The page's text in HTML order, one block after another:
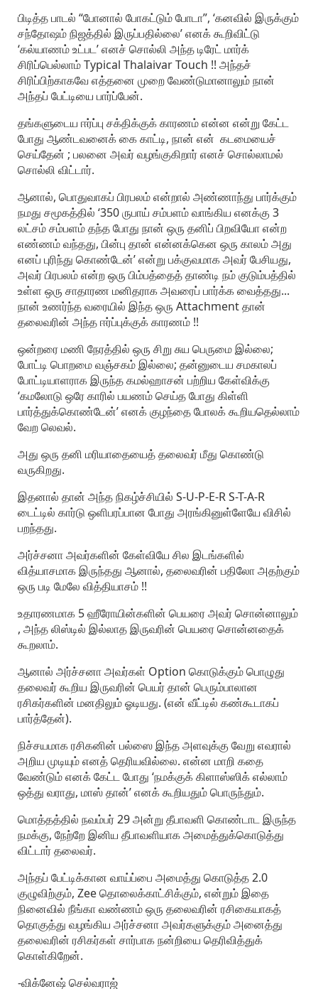
பிடித்த பாடல் “போனால் போகட்டும் போடா”, ‘கனவில் இருக்கும்
சந்தோஷம் நிஜத்தில் இருப்பதில்லை’ எனக் கூறிவிட்டு
‘கல்யாணம் உட்பட’ எனச் சொல்லி அந்த டிரேட் மார்க்
சிரிப்பெல்லாம் Typical Thalaivar Touch !! அந்தச்
சிரிப்பிற்காகவே எத்தனை முறை வேண்டுமானாலும் நான்
அந்தப் பேட்டியை பார்ப்பேன்.
தங்களுடைய ஈர்ப்பு சக்திக்குக் காரணம் என்ன என்று கேட்ட
போது ஆண்டவனைக் கை காட்டி, நான் என் கடமையைச்
செய்தேன் ; பலனை அவர் வழங்குகிறார் எனச் சொல்லாமல்
சொல்லி விட்டார்.
ஆனால், பொதுவாகப் பிரபலம் என்றால் அண்ணாந்து பார்க்கும்
நமது சமூகத்தில் ‘350 ருபாய் சம்பளம் வாங்கிய எனக்கு 3
லட்சம் சம்பளம் தந்த போது நான் ஒரு தனிப் பிறவியோ என்ற
எண்ணம் வந்தது, பின்பு தான் என்னக்கென ஒரு காலம் அது
எனப் புரிந்து கொண்டேன்’ என்று பக்குவமாக அவர் பேசியது,
அவர் பிரபலம் என்ற ஒரு பிம்பத்தைத் தாண்டி நம் குடும்பத்தில்
உள்ள ஒரு சாதாரண மனிதராக அவரைப் பார்க்க வைத்தது...
நான் உணர்ந்த வரையில் இந்த ஒரு Attachment தான்
தலைவரின் அந்த ஈர்ப்புக்குக் காரணம் !!
ஒன்றரை மணி நேரத்தில் ஒரு சிறு சுய பெருமை இல்லை;
போட்டி பொறமை வஞ்சகம் இல்லை; தன்னுடைய சமகாலப்
போட்டியாளராக இருந்த கமல்ஹாசன் பற்றிய கேள்விக்கு
‘கமலோடு ஒரே காரில் பயணம் செய்த போது கிள்ளி
பார்த்துக்கொண்டேன்’ எனக் குழந்தை போலக் கூறியதெல்லாம்
வேற லெவல்.
அது ஒரு தனி மரியாதையைத் தலைவர் மீது கொண்டு
வருகிறது.
இதனால் தான் அந்த நிகழ்ச்சியில் S-U-P-E-R S-T-A-R
டைட்டில் கார்டு ஒளிபரப்பான போது அரங்கினுள்ளேயே விசில்
பறந்தது.
அர்ச்சனா அவர்களின் கேள்வியே சில இடங்களில்
வித்யாசமாக இருந்தது ஆனால், தலைவரின் பதிலோ அதற்கும்
ஒரு படி மேலே வித்தியாசம் !!
உதாரணமாக 5 ஹீரோயின்களின் பெயரை அவர் சொன்னாலும்
, அந்த லிஸ்டில் இல்லாத இருவரின் பெயரை சொன்னதைக்
கூறலாம்.
ஆனால் அர்ச்சனா அவர்கள் Option கொடுக்கும் பொழுது
தலைவர் கூறிய இருவரின் பெயர் தான் பெரும்பாலான
ரசிகர்களின் மனதிலும் ஓடியது. (என் வீட்டில் கண்கூடாகப்
பார்த்தேன்).
நிச்சயமாக ரசிகனின் பல்ஸை இந்த அளவுக்கு வேறு எவரால்
அறிய முடியும் எனத் தெரியவில்லை. என்ன மாறி கதை
வேண்டும் எனக் கேட்ட போது ‘நமக்குக் கிளாஸ்ஸிக் எல்லாம்
ஒத்து வராது, மாஸ் தான்’ எனக் கூறியதும் பொருந்தும்.
மொத்தத்தில் நவம்பர் 29 அன்று தீபாவளி கொண்டாட இருந்த
நமக்கு, நேற்றே இனிய தீபாவளியாக அமைத்துக்கொடுத்து
விட்டார் தலைவர்.
அந்தப் பேட்டிக்கான வாய்ப்பை அமைத்து கொடுத்த 2.0
குழுவிற்கும், Zee தொலைக்காட்சிக்கும், என்றும் இதை
நினைவில் நீங்கா வண்ணம் ஒரு தலைவரின் ரசிகையாகத்
தொகுத்து வழங்கிய அர்ச்சனா அவர்களுக்கும் அனைத்து
தலைவரின் ரசிகர்கள் சார்பாக நன்றியை தெரிவித்துக்
கொள்கிறேன்.
-விக்னேஷ் செல்வராஜ்